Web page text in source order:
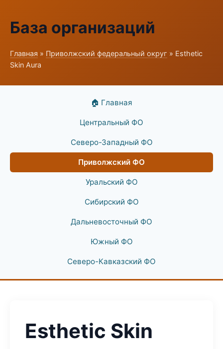
База организаций
Главная » Приволжский федеральный округ » Esthetic
Skin Aura
🏠 Главная
Центральный ФО
Северо-Западный ФО
Приволжский ФО
Уральский ФО
Сибирский ФО
Дальневосточный ФО
Южный ФО
Северо-Кавказский ФО
Esthetic Skin